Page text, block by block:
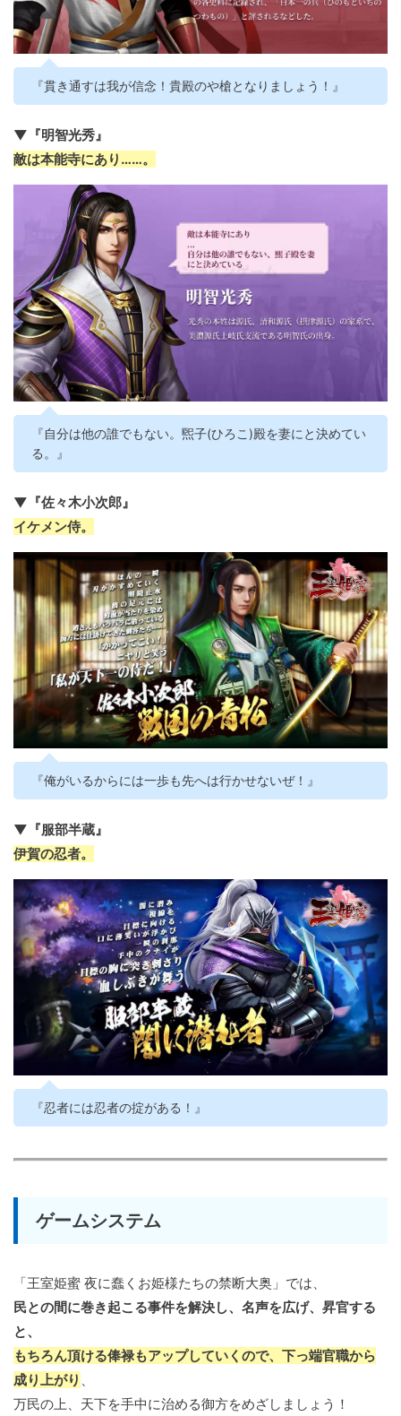
『貫き通すは我が信念！貴殿のや槍となりましょう！』
▼『明智光秀』
敵は本能寺にあり……。
『自分は他の誰でもない。煕子(ひろこ)殿を妻にと決めてい
る。』
▼『佐々木小次郎』
イケメン侍。
『俺がいるからには一歩も先へは行かせないぜ！』
▼『服部半蔵』
伊賀の忍者。
『忍者には忍者の掟がある！』
ゲームシステム
「王室姫蜜 夜に蠢くお姫様たちの禁断大奥」では、
民との間に巻き起こる事件を解決し、名声を広げ、昇官する
と、
もちろん頂ける俸禄もアップしていくので、下っ端官職から
成り上がり 、
万民の上、天下を手中に治める御方をめざしましょう！